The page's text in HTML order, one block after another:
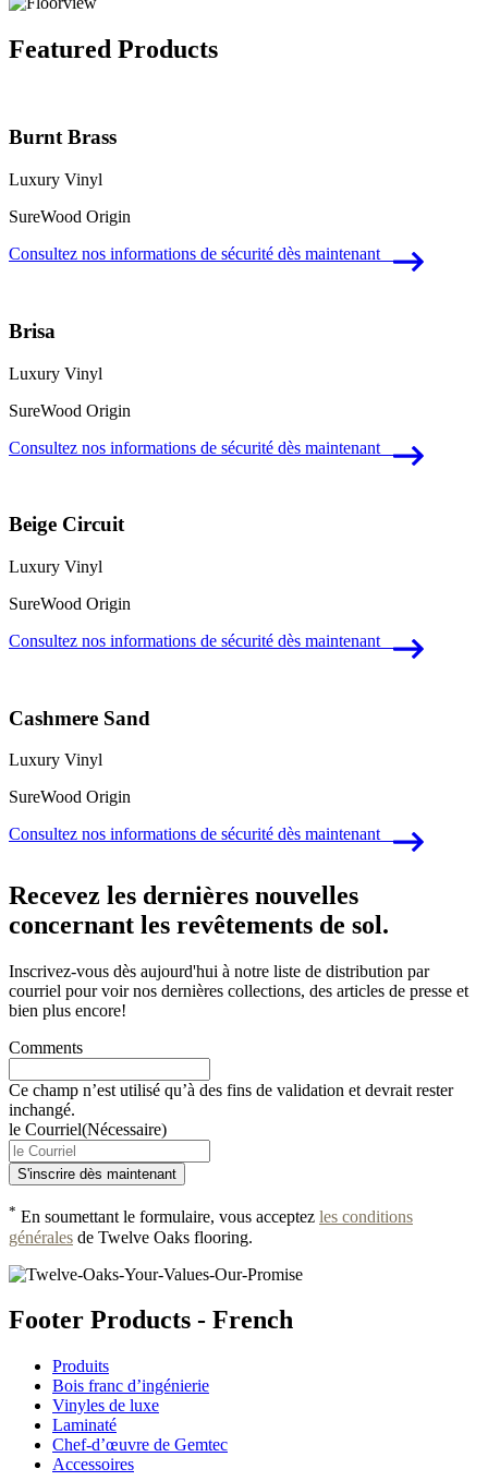
Featured Products
Burnt Brass
Luxury Vinyl
SureWood Origin
Consultez nos informations de sécurité dès maintenant
Brisa
Luxury Vinyl
SureWood Origin
Consultez nos informations de sécurité dès maintenant
Beige Circuit
Luxury Vinyl
SureWood Origin
Consultez nos informations de sécurité dès maintenant
Cashmere Sand
Luxury Vinyl
SureWood Origin
Consultez nos informations de sécurité dès maintenant
Recevez les dernières nouvelles
concernant les revêtements de sol.
Inscrivez-vous dès aujourd'hui à notre liste de distribution par
courriel pour voir nos dernières collections, des articles de presse et
bien plus encore!
Comments
Ce champ n’est utilisé qu’à des fins de validation et devrait rester
inchangé.
le Courriel(Nécessaire)
* En soumettant le formulaire, vous acceptez les conditions
générales de Twelve Oaks flooring.
Footer Products - French
Produits
Bois franc d’ingénierie
Vinyles de luxe
Laminaté
Chef-d’œuvre de Gemtec
Accessoires